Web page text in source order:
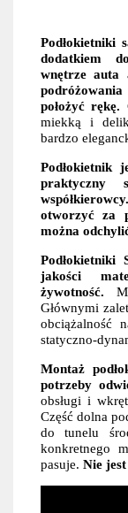
dodatkiem
wnętrze auta
położyć rękę.
miekką i
bardzo
Podłokietnik
praktyczny
otworzyć za
można
Podłokietniki
jakości
żywotność.
Głównymi
statyczno-
Montaż
potrzeby
obsługi i
Część dolna
do tunelu
konkretnego
pasuje. Nie